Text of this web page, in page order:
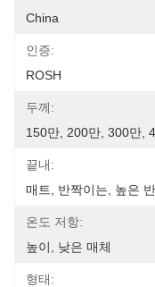
China
인증:
ROSH
두께:
150만, 200만, 300만,
끝내:
매트, 반짝이는, 높은
온도 저항:
높이, 낮은 매체
형태: